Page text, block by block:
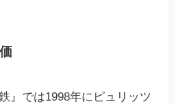
』では1998年にピュリッツ